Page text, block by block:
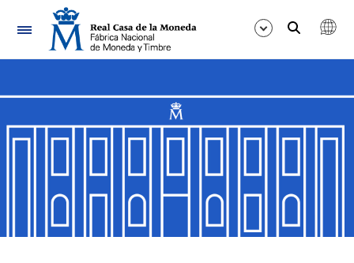
Navegació
Mostra/Amaga
Mostra/Amaga
Mostra/Amaga